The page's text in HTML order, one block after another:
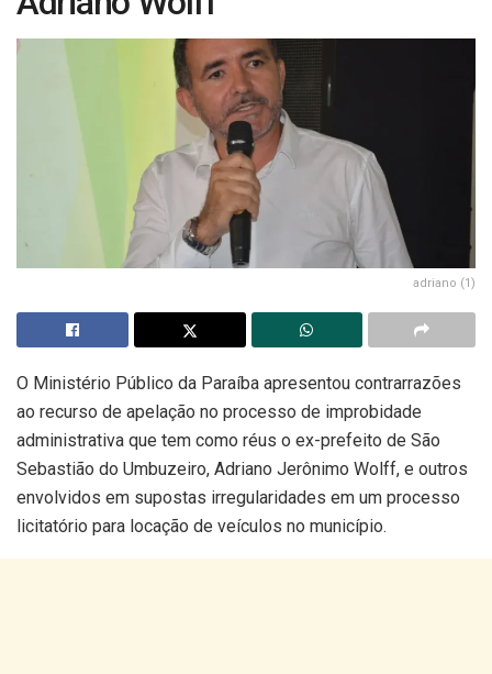
adriano (1)
O Ministério Público da Paraíba apresentou contrarrazões
ao recurso de apelação no processo de improbidade
administrativa que tem como réus o ex-prefeito de São
Sebastião do Umbuzeiro, Adriano Jerônimo Wolff, e outros
envolvidos em supostas irregularidades em um processo
licitatório para locação de veículos no município.